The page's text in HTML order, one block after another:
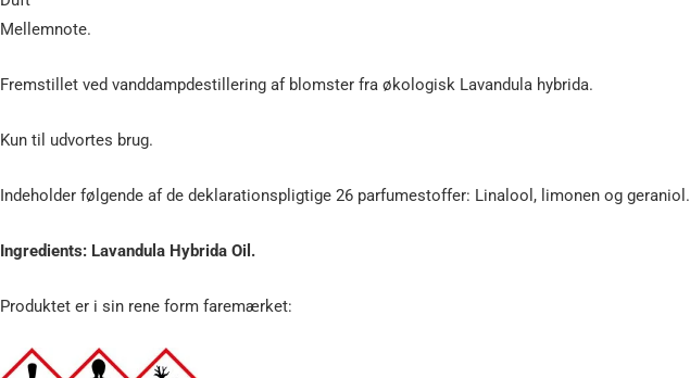
Mellemnote.
Fremstillet ved vanddampdestillering af blomster fra økologisk Lavandula hybrida.
Kun til udvortes brug.
Indeholder følgende af de deklarationspligtige 26 parfumestoffer: Linalool, limonen og geraniol.
Ingredients: Lavandula Hybrida Oil.
Produktet er i sin rene form faremærket: